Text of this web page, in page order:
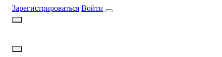
Зарегистрироваться Войти